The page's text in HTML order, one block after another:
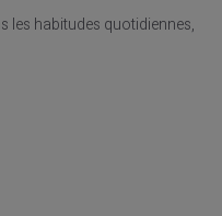
les habitudes quotidiennes,